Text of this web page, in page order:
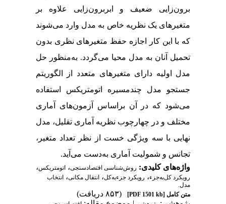
برون‌زایی ضعیف و ابربرون‌زایی علاوه بر
متغیرهای یک نظریه خاص به مدل وارد می‌شوند
که با این کار اجازه حفظ متغیرهای نظری بدون
تحمیل آنان به مدل محیا می‌گردد. به‌منظور حل
مدل اولیه دارای متغیرهای متعدد از الگوریتم
جستجو مدل چندمسیره اتومتریکس استفاده
می‌شود که در آن براساس آزمون‌‌های آماری
مختلف و در چهارچوب نظریه آماری تقلیل، مدل
نهایی با سه ویژگی خست از نظر تعداد متغیر،
تجانس و شمولیت آماری به‌دست می‌آید.
واژه‌های کلیدی: روش‌شناسی اقتصادسنجی، اتومتریکس،
رویکرد کل‌‌به‌‌جزء، رویکرد جزء‌به‌‌کل، انتقال مکانی، انتخاب
مدل.
متن کامل [PDF 1501 kb]
(۸۵۳ دریافت)